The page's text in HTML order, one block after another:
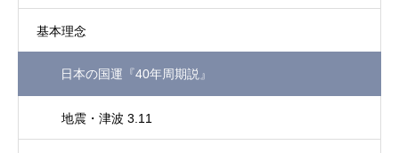
基本理念
日本の国運『40年周期説』
地震・津波 3.11